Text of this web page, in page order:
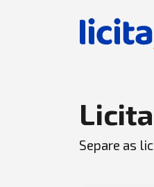
Separe as